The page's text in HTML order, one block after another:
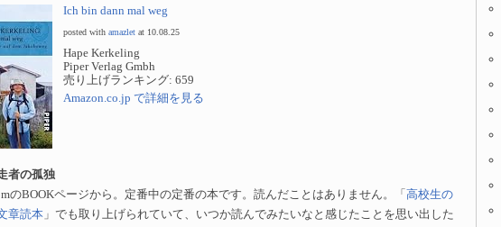
Ich bin dann mal weg
posted with amazlet at 10.08.25
Hape Kerkeling
Piper Verlag Gmbh
売り上げランキング: 659
Amazon.co.jp で詳細を見る
者の孤独
のBOOKページから。定番中の定番の本です。読んだことはありません。「 高校生の
章読本 」でも取り上げられていて、いつか読んでみたいなと感じたことを思い出した